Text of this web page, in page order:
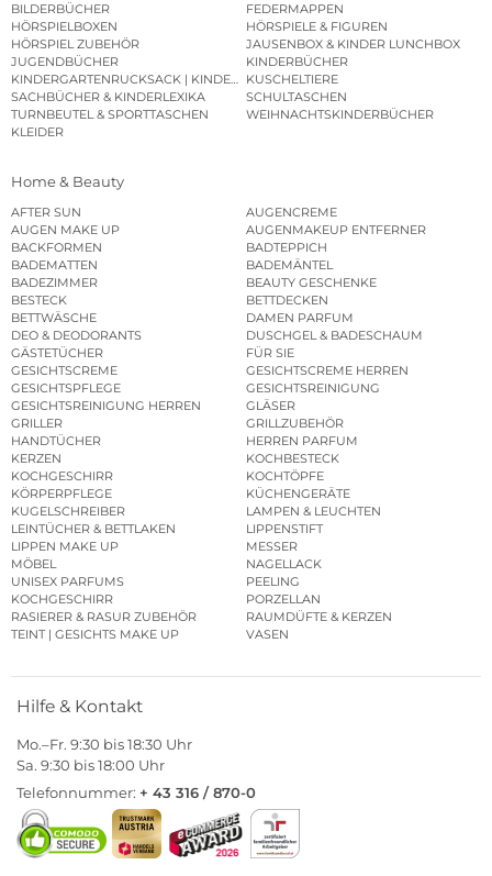
BILDERBÜCHER
FEDERMAPPEN
HÖRSPIELBOXEN
HÖRSPIELE & FIGUREN
HÖRSPIEL ZUBEHÖR
JAUSENBOX & KINDER LUNCHBOX
JUGENDBÜCHER
KINDERBÜCHER
KINDERGARTENRUCKSACK | KINDERGARTENBEUTEL
KUSCHELTIERE
SACHBÜCHER & KINDERLEXIKA
SCHULTASCHEN
TURNBEUTEL & SPORTTASCHEN
WEIHNACHTSKINDERBÜCHER
KLEIDER
Home & Beauty
AFTER SUN
AUGENCREME
AUGEN MAKE UP
AUGENMAKEUP ENTFERNER
BACKFORMEN
BADTEPPICH
BADEMATTEN
BADEMÄNTEL
BADEZIMMER
BEAUTY GESCHENKE
BESTECK
BETTDECKEN
BETTWÄSCHE
DAMEN PARFUM
DEO & DEODORANTS
DUSCHGEL & BADESCHAUM
GÄSTETÜCHER
FÜR SIE
GESICHTSCREME
GESICHTSCREME HERREN
GESICHTSPFLEGE
GESICHTSREINIGUNG
GESICHTSREINIGUNG HERREN
GLÄSER
GRILLER
GRILLZUBEHÖR
HANDTÜCHER
HERREN PARFUM
KERZEN
KOCHBESTECK
KOCHGESCHIRR
KOCHTÖPFE
KÖRPERPFLEGE
KÜCHENGERÄTE
KUGELSCHREIBER
LAMPEN & LEUCHTEN
LEINTÜCHER & BETTLAKEN
LIPPENSTIFT
LIPPEN MAKE UP
MESSER
MÖBEL
NAGELLACK
UNISEX PARFUMS
PEELING
KOCHGESCHIRR
PORZELLAN
RASIERER & RASUR ZUBEHÖR
RAUMDÜFTE & KERZEN
TEINT | GESICHTS MAKE UP
VASEN
Hilfe & Kontakt
Mo.–Fr. 9:30 bis 18:30 Uhr
Sa. 9:30 bis 18:00 Uhr
Telefonnummer: + 43 316 / 870-0